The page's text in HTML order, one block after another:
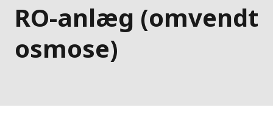
RO-anlæg (omvendt
osmose)